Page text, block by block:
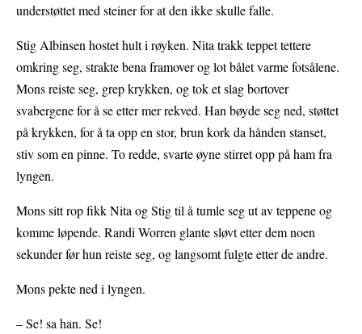
understøttet med steiner for at den ikke skulle falle.
Stig Albinsen hostet hult i røyken. Nita trakk teppet tettere
omkring seg, strakte bena framover og lot bålet varme fotsålene.
Mons reiste seg, grep krykken, og tok et slag bortover
svabergene for å se etter mer rekved. Han bøyde seg ned, støttet
på krykken, for å ta opp en stor, brun kork da hånden stanset,
stiv som en pinne. To redde, svarte øyne stirret opp på ham fra
lyngen.
Mons sitt rop fikk Nita og Stig til å tumle seg ut av teppene og
komme løpende. Randi Worren glante sløvt etter dem noen
sekunder før hun reiste seg, og langsomt fulgte etter de andre.
Mons pekte ned i lyngen.
– Se! sa han. Se!